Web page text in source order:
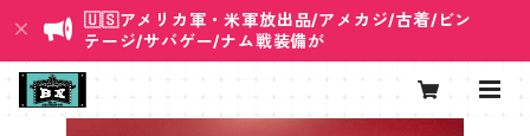
🇺🇸アメリカ軍・米軍放出品/アメカジ/古着/ビン
テージ/サバゲー/ナム戦装備が